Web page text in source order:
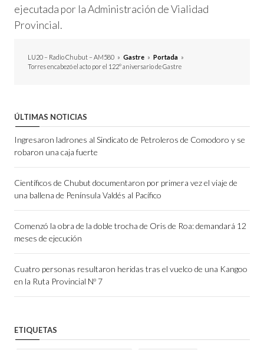
ejecutada por la Administración de Vialidad
Provincial.
LU20 – Radio Chubut – AM580 » Gastre » Portada »
Torres encabezó el acto por el 122° aniversario de Gastre
ÚLTIMAS NOTICIAS
Ingresaron ladrones al Sindicato de Petroleros de Comodoro y se
robaron una caja fuerte
Científicos de Chubut documentaron por primera vez el viaje de
una ballena de Península Valdés al Pacífico
Comenzó la obra de la doble trocha de Oris de Roa: demandará 12
meses de ejecución
Cuatro personas resultaron heridas tras el vuelco de una Kangoo
en la Ruta Provincial Nº 7
ETIQUETAS